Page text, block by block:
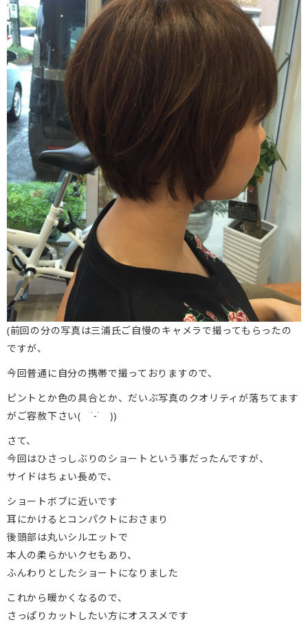
(前回の分の写真は三浦氏ご自慢のキャメラで撮ってもらったの
ですが、
今回普通に自分の携帯で撮っておりますので、
ピントとか色の具合とか、だいぶ写真のクオリティが落ちてます
がご容赦下さい( ˙-˙ ))
さて、
今回はひさっしぶりのショートという事だったんですが、
サイドはちょい長めで、
ショートボブに近いです
耳にかけるとコンパクトにおさまり
後頭部は丸いシルエットで
本人の柔らかいクセもあり、
ふんわりとしたショートになりました
これから暖かくなるので、
さっぱりカットしたい方にオススメです